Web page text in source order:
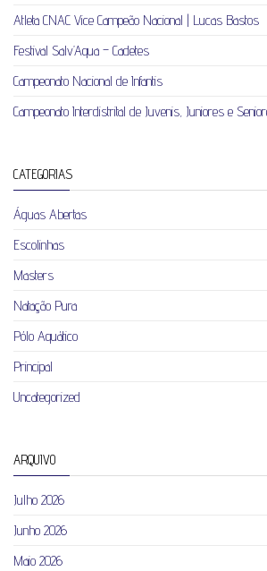
Atleta CNAC Vice Campeão Nacional | Lucas Bastos
Festival Salv’Aqua – Cadetes
Campeonato Nacional de Infantis
Campeonato Interdistrital de Juvenis, Juniores e
CATEGORIAS
Águas Abertas
Escolinhas
Masters
Natação Pura
Pólo Aquático
Principal
Uncategorized
ARQUIVO
Julho 2026
Junho 2026
Maio 2026